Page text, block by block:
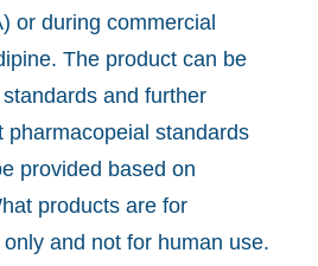
or during commercial
The product can be
and further
pharmacopeial standards
provided based on
products are for
and not for human use.